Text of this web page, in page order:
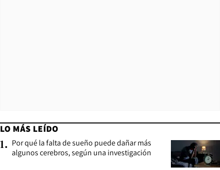
LO MÁS LEÍDO
1. Por qué la falta de sueño puede dañar más
algunos cerebros, según una investigación